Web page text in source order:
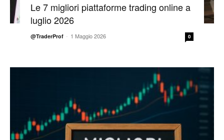
Le 7 migliori piattaforme trading online a
luglio 2026
@TraderProf - 1 Maggio 2026 0